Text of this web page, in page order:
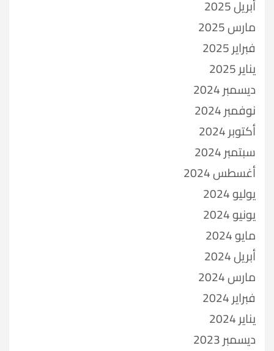
أبريل 2025
مارس 2025
فبراير 2025
يناير 2025
ديسمبر 2024
نوفمبر 2024
أكتوبر 2024
سبتمبر 2024
أغسطس 2024
يوليو 2024
يونيو 2024
مايو 2024
أبريل 2024
مارس 2024
فبراير 2024
يناير 2024
ديسمبر 2023